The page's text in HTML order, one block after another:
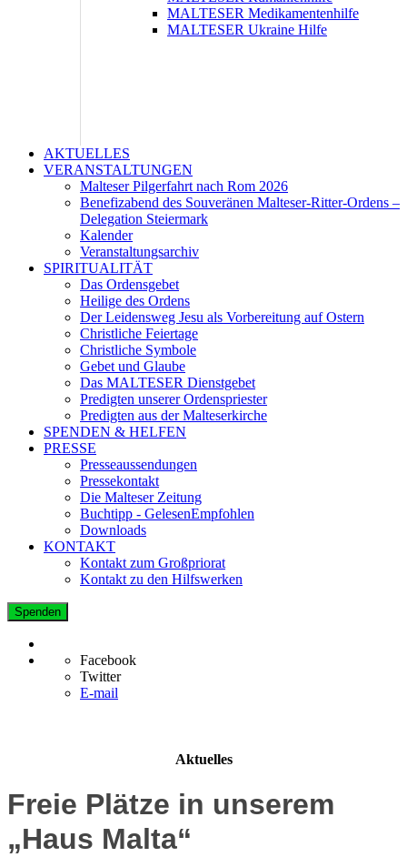
MALTESER Medikamentenhilfe
MALTESER Ukraine Hilfe
AKTUELLES
VERANSTALTUNGEN
Malteser Pilgerfahrt nach Rom 2026
Benefizabend des Souveränen Malteser-Ritter-Ordens –
Delegation Steiermark
Kalender
Veranstaltungsarchiv
SPIRITUALITÄT
Das Ordensgebet
Heilige des Ordens
Der Leidensweg Jesu als Vorbereitung auf Ostern
Christliche Feiertage
Christliche Symbole
Gebet und Glaube
Das MALTESER Dienstgebet
Predigten unserer Ordenspriester
Predigten aus der Malteserkirche
SPENDEN & HELFEN
PRESSE
Presseaussendungen
Pressekontakt
Die Malteser Zeitung
Buchtipp - GelesenEmpfohlen
Downloads
KONTAKT
Kontakt zum Großpriorat
Kontakt zu den Hilfswerken
Spenden
Facebook
Twitter
E-mail
Aktuelles
Freie Plätze in unserem
„Haus Malta“